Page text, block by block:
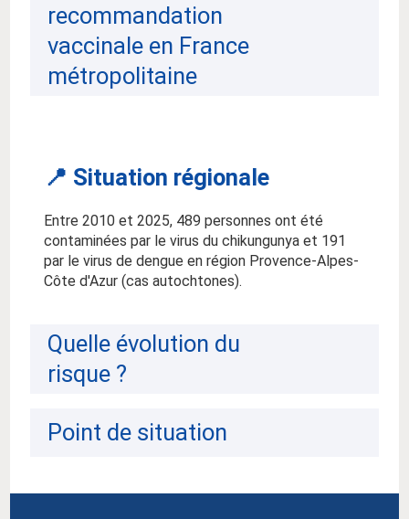
recommandation
vaccinale en France
métropolitaine
📍 Situation régionale
Entre 2010 et 2025, 489 personnes ont été
contaminées par le virus du chikungunya et 191
par le virus de dengue en région Provence-Alpes-
Côte d'Azur (cas autochtones).
Quelle évolution du
risque ?
Point de situation